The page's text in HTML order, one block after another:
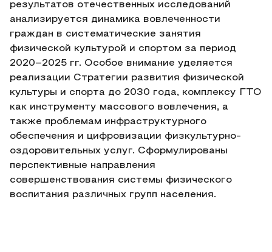
результатов отечественных исследований
анализируется динамика вовлеченности
граждан в систематические занятия
физической культурой и спортом за период
2020–2025 гг. Особое внимание уделяется
реализации Стратегии развития физической
культуры и спорта до 2030 года, комплексу ГТО
как инструменту массового вовлечения, а
также проблемам инфраструктурного
обеспечения и цифровизации физкультурно-
оздоровительных услуг. Сформулированы
перспективные направления
совершенствования системы физического
воспитания различных групп населения.